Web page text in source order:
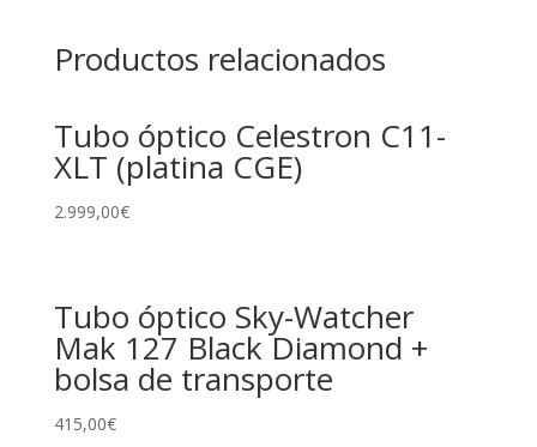
Productos relacionados
Tubo óptico Celestron C11-
XLT (platina CGE)
2.999,00€
Tubo óptico Sky-Watcher
Mak 127 Black Diamond +
bolsa de transporte
415,00€